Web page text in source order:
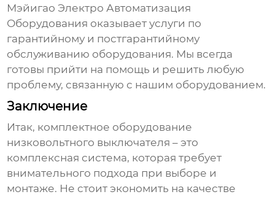
Мэйигао Электро Автоматизация
Оборудования оказывает услуги по
гарантийному и постгарантийному
обслуживанию оборудования. Мы всегда
готовы прийти на помощь и решить любую
проблему, связанную с нашим оборудованием.
Заключение
Итак, комплектное оборудование
низковольтного выключателя – это
комплексная система, которая требует
внимательного подхода при выборе и
монтаже. Не стоит экономить на качестве